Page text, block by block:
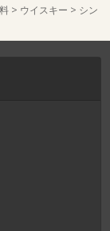
> ウイスキー > シン